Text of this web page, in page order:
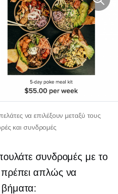
να επιλέξουν μεταξύ τους
και συνδρομές
συνδρομές με το
απλώς να
βήματα: